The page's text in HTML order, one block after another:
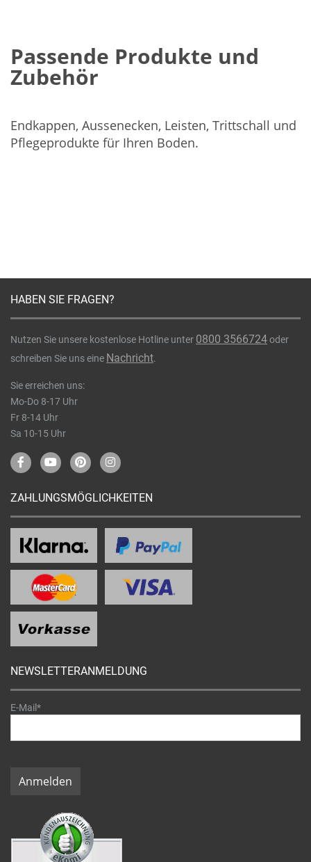
Passende Produkte und
Zubehör
Endkappen, Aussenecken, Leisten, Trittschall und
Pflegeprodukte für Ihren Boden.
HABEN SIE FRAGEN?
Nutzen Sie unsere kostenlose Hotline unter 0800 3566724oder
schreiben Sie uns eine Nachricht.
Sie erreichen uns:
Mo-Do 8-17 Uhr
Fr 8-14 Uhr
Sa 10-15 Uhr
ZAHLUNGSMÖGLICHKEITEN
NEWSLETTERANMELDUNG
E-Mail*
Anmelden